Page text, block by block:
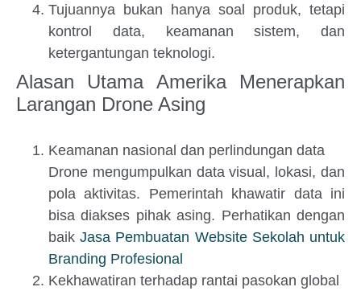
Tujuannya bukan hanya soal produk, tetapi
kontrol data, keamanan sistem, dan
ketergantungan teknologi.
Alasan Utama Amerika Menerapkan
Larangan Drone Asing
Keamanan nasional dan perlindungan data
Drone mengumpulkan data visual, lokasi, dan
pola aktivitas. Pemerintah khawatir data ini
bisa diakses pihak asing. Perhatikan dengan
baikJasa Pembuatan Website Sekolah untuk
Branding Profesional
Kekhawatiran terhadap rantai pasokan global